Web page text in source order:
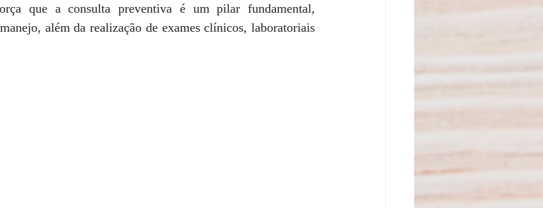
que a consulta preventiva é um pilar fundamental,
além da realização de exames clínicos, laboratoriais